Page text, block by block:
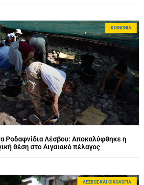
ΚΟΙΝΩΝΊΑ
Ροδαφνίδια Λέσβου: Αποκαλύφθηκε η
θέση στο Αιγαιακό πέλαγος
ΛΈΣΒΟΣ ΚΑΙ ΟΙΚΟΛΟΓΊΑ